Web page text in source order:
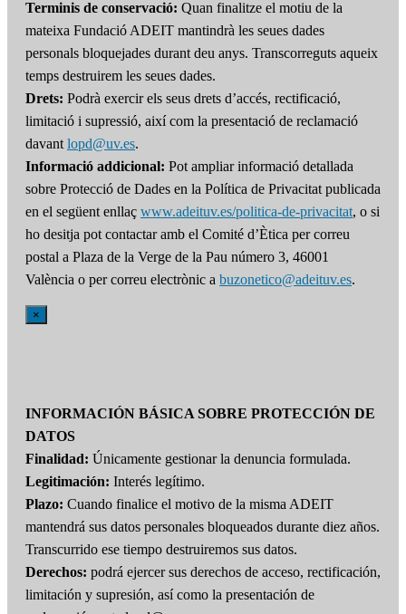
Terminis de conservació: Quan finalitze el motiu de la
mateixa Fundació ADEIT mantindrà les seues dades
personals bloquejades durant deu anys. Transcorreguts aqueix
temps destruirem les seues dades.
Drets: Podrà exercir els seus drets d’accés, rectificació,
limitació i supressió, així com la presentació de reclamació
davant lopd@uv.es.
Informació addicional: Pot ampliar informació detallada
sobre Protecció de Dades en la Política de Privacitat publicada
en el següent enllaç www.adeituv.es/politica-de-privacitat, o si
ho desitja pot contactar amb el Comité d’Ètica per correu
postal a Plaza de la Verge de la Pau número 3, 46001
València o per correu electrònic a buzonetico@adeituv.es.
×
INFORMACIÓN BÁSICA SOBRE PROTECCIÓN DE
DATOS
Finalidad: Únicamente gestionar la denuncia formulada.
Legitimación: Interés legítimo.
Plazo: Cuando finalice el motivo de la misma ADEIT
mantendrá sus datos personales bloqueados durante diez años.
Transcurrido ese tiempo destruiremos sus datos.
Derechos: podrá ejercer sus derechos de acceso, rectificación,
limitación y supresión, así como la presentación de